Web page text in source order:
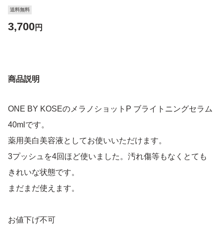
送料無料
3,700円
商品説明
ONE BY KOSEのメラノショットP ブライトニングセラム
40mlです。
薬用美白美容液としてお使いいただけます。
3プッシュを4回ほど使いました。汚れ傷等もなくとても
きれいな状態です。
まだまだ使えます。
お値下げ不可